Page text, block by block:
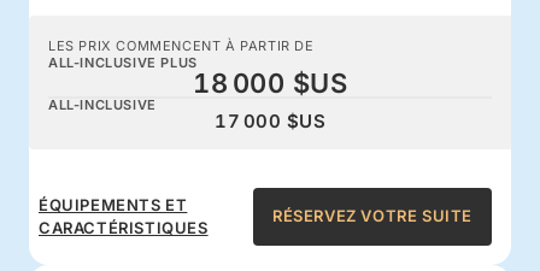
LES PRIX COMMENCENT À PARTIR DE
ALL-INCLUSIVE PLUS
18 000 $US
ALL-INCLUSIVE
17 000 $US
ÉQUIPEMENTS ET
CARACTÉRISTIQUES
RÉSERVEZ VOTRE SUITE